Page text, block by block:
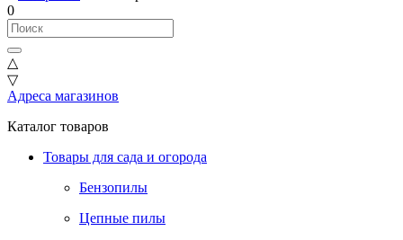
0
△
▽
Адреса магазинов
Каталог товаров
Товары для сада и огорода
Бензопилы
Цепные пилы